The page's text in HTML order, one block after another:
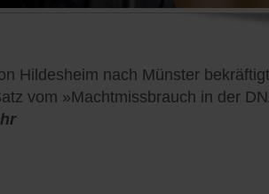
Hildesheim nach Münster
vom »Machtmissbrauch in der